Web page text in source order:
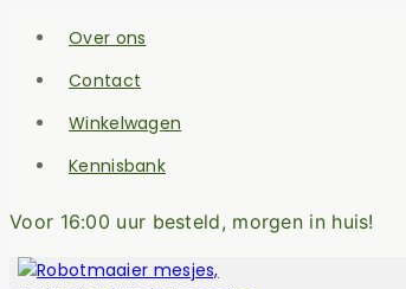
Skip
content
Over ons
Contact
Winkelwagen
Kennisbank
Voor 16:00 uur besteld, morgen in huis!